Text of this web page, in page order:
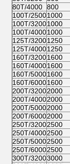
80T/4000 800
100T/25001000
100T/32001000
100T/40001000
125T/32001250
125T/40001250
160T/32001600
160T/40001600
160T/50001600
160T/60001600
200T/32002000
200T/40002000
200T/50002000
200T/60002000
250T/32002500
250T/40002500
250T/50002500
250T/60002500
300T/32003000